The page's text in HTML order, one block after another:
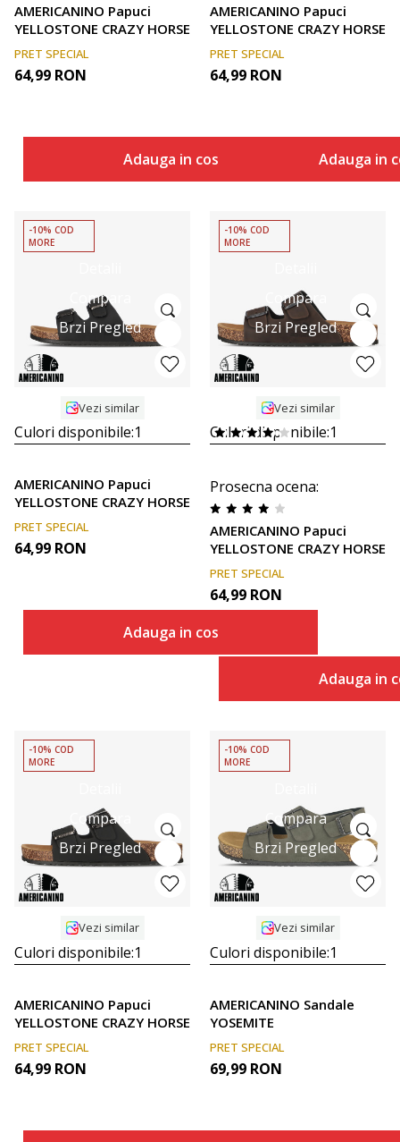
AMERICANINO Papuci
YELLOSTONE CRAZY HORSE
PRET SPECIAL
64,99 RON
Adauga in cos
AMERICANINO Papuci
YELLOSTONE CRAZY HORSE
PRET SPECIAL
64,99 RON
Adauga in
Compara
Brzi Pregled
-10% COD
MORE
Vezi similar
Culori disponibile:1
AMERICANINO Papuci
YELLOSTONE CRAZY HORSE
PRET SPECIAL
64,99 RON
Adauga in cos
Compara
Brzi Pregled
-10% COD
MORE
Vezi similar
Culori disponibile:1
Prosecna ocena:
AMERICANINO Papuci
YELLOSTONE CRAZY HORSE
PRET SPECIAL
64,99 RON
Adauga in
Compara
Brzi Pregled
-10% COD
MORE
Vezi similar
Culori disponibile:1
AMERICANINO Papuci
YELLOSTONE CRAZY HORSE
PRET SPECIAL
64,99 RON
Compara
Brzi Pregled
-10% COD
MORE
Vezi similar
Culori disponibile:1
AMERICANINO Sandale
YOSEMITE
PRET SPECIAL
69,99 RON